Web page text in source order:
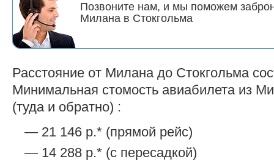
Позвоните нам, и мы поможем
Милана в Стокгольма
Расстояние от Милана до Стокгольма
Минимальная стомость авиабилета из
(туда и обратно) :
— 21 146 р.* (прямой рейс)
— 14 288 р.* (с пересадкой)